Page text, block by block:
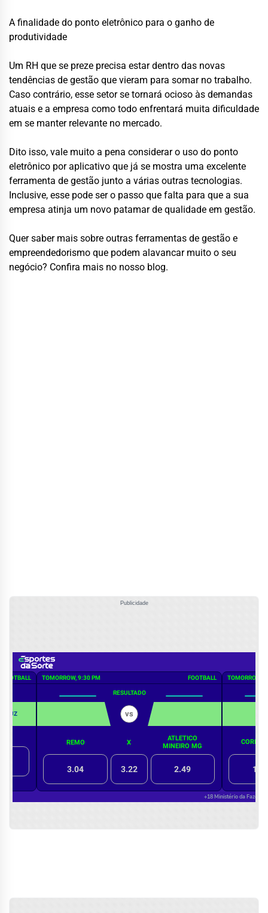
A finalidade do ponto eletrônico para o ganho de
produtividade
Um RH que se preze precisa estar dentro das novas
tendências de gestão que vieram para somar no trabalho.
Caso contrário, esse setor se tornará ocioso às demandas
atuais e a empresa como todo enfrentará muita dificuldade
em se manter relevante no mercado.
Dito isso, vale muito a pena considerar o uso do ponto
eletrônico por aplicativo que já se mostra uma excelente
ferramenta de gestão junto a várias outras tecnologias.
Inclusive, esse pode ser o passo que falta para que a sua
empresa atinja um novo patamar de qualidade em gestão.
Quer saber mais sobre outras ferramentas de gestão e
empreendedorismo que podem alavancar muito o seu
negócio? Confira mais no nosso blog.
Publicidade